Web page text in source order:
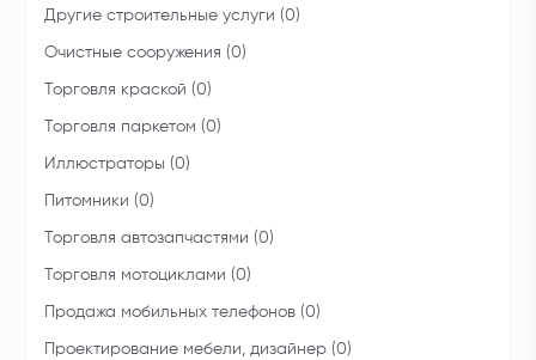
Другие строительные услуги (0)
Очистные сооружения (0)
Торговля краской (0)
Торговля паркетом (0)
Иллюстраторы (0)
Питомники (0)
Торговля автозапчастями (0)
Торговля мотоциклами (0)
Продажа мобильных телефонов (0)
Проектирование мебели, дизайнер (0)